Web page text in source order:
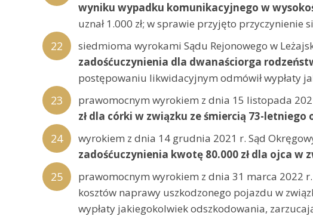
wyniku wypadku komunikacyjnego w
uznał 1.000 zł; w sprawie przyjęto
siedmioma wyrokami Sądu Rejonowego w
zadośćuczynienia dla dwanaściorga
postępowaniu likwidacyjnym odmówił wypłaty
prawomocnym wyrokiem z dnia 15 listopada
zł dla córki w związku ze śmiercią 73-letniego
wyrokiem z dnia 14 grudnia 2021 r. Sąd
zadośćuczynienia kwotę 80.000 zł dla ojca w
prawomocnym wyrokiem z dnia 31 marca 2022
kosztów naprawy uszkodzonego pojazdu w
wypłaty jakiegokolwiek odszkodowania,